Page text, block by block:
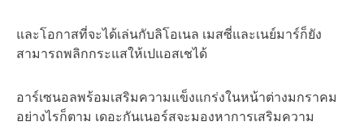
และโอกาสที่จะได้เล่นกับลิโอเนล เมสซี่และเนย์มาร์ก็ยัง
สามารถพลิกกระแสให้เปแอสเชได้
อาร์เซนอลพร้อมเสริมความแข็งแกร่งในหน้าต่างมกราคม
อย่างไรก็ตาม เดอะกันเนอร์สจะมองหาการเสริมความ